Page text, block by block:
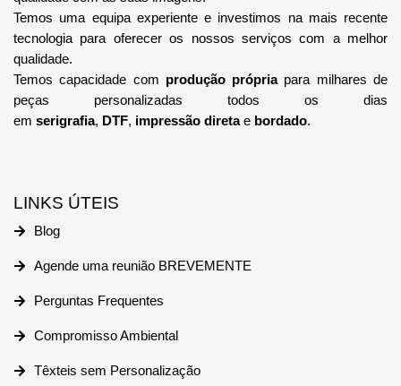
Temos uma equipa experiente e investimos na mais recente
tecnologia para oferecer os nossos serviços com a melhor
qualidade.
Temos capacidade com produção própriapara milhares de
peças personalizadas todos os dias
em serigrafia, DTF, impressão diretae bordado.
LINKS ÚTEIS
Blog
Agende uma reunião BREVEMENTE
Perguntas Frequentes
Compromisso Ambiental
Têxteis sem Personalização